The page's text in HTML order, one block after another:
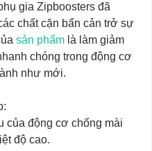
gia Zipboosters đã
chất cặn bẩn cản trở sự
sản phẩm là làm giảm
chóng trong động cơ
như mới.
của động cơ chống mài
độ cao.